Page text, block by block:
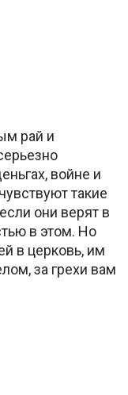
рай и
войне и
такие
они верят в
в этом. Но
в церковь, им
за грехи вам